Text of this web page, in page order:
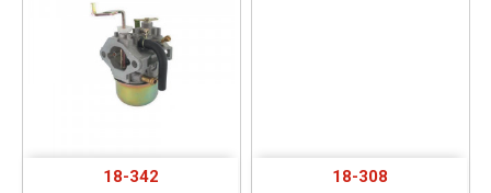
18-342 18-308